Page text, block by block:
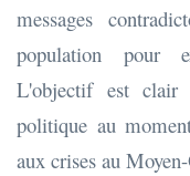
messages
population pour
L'objectif est clair
politique au
aux crises au